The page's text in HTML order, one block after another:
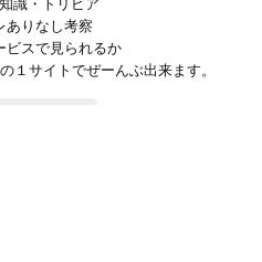
識・トリビア
ありなし考察
ビスで見られるか
１サイトでぜーんぶ出来ます。